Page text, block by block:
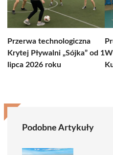
Przerwa technologiczna
Krytej Pływalni „Sójka” od 1
lipca 2026 roku
Podobne Artykuły